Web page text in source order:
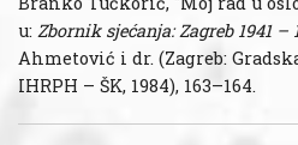
u: Zbornik sjećanja: Zagreb 1941 –
Ahmetović i dr. (Zagreb:
IHRPH – ŠK, 1984), 163–164.